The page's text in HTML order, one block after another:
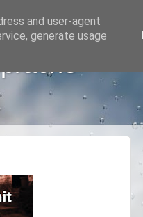
and user-agent
generate usage